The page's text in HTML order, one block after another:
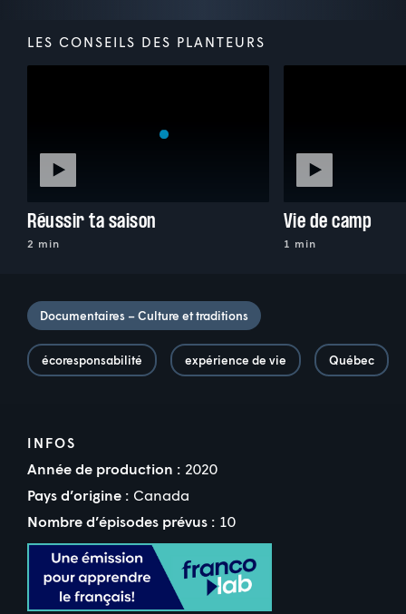
LES CONSEILS DES PLANTEURS
Réussir ta saison
2 min
Vie de camp
1 min
Documentaires – Culture et traditions
écoresponsabilité expérience de vie Québec
INFOS
Année de production : 2020
Pays d’origine : Canada
Nombre d’épisodes prévus : 10